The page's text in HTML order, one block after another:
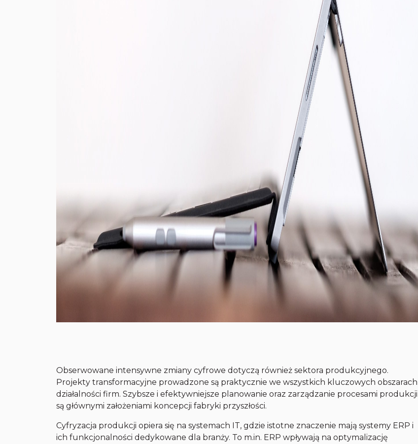
Obserwowane intensywne zmiany cyfrowe dotyczą również sektora produkcyjnego.
Projekty transformacyjne prowadzone są praktycznie we wszystkich kluczowych obszarach
działalności firm. Szybsze i efektywniejsze planowanie oraz zarządzanie procesami produkcji
są głównymi założeniami koncepcji fabryki przyszłości.
Cyfryzacja produkcji opiera się na systemach IT, gdzie istotne znaczenie mają systemy ERP i
ich funkcjonalności dedykowane dla branży. To m.in. ERP wpływają na optymalizację